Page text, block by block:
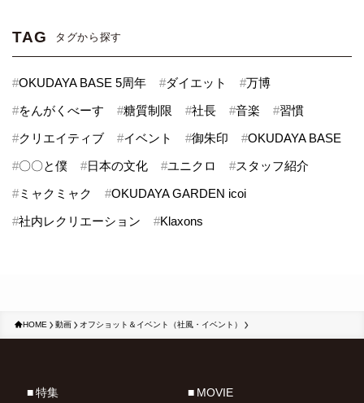
TAG タグから探す
#OKUDAYA BASE 5周年 #ダイエット #万博
#をんがくべーす #糖質制限 #社長 #音楽 #習慣
#クリエイティブ #イベント #御朱印 #OKUDAYA BASE
#〇〇と僕 #日本の文化 #ユニクロ #スタッフ紹介
#ミャクミャク #OKUDAYA GARDEN icoi
#社内レクリエーション #Klaxons
HOME 動画 オフショット＆イベント（社風・イベント）
特集 MOVIE